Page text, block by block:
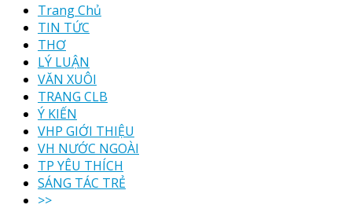
Trang Chủ
TIN TỨC
THƠ
LÝ LUẬN
VĂN XUÔI
TRANG CLB
Ý KIẾN
VHP GIỚI THIỆU
VH NƯỚC NGOÀI
TP YÊU THÍCH
SÁNG TÁC TRẺ
>>